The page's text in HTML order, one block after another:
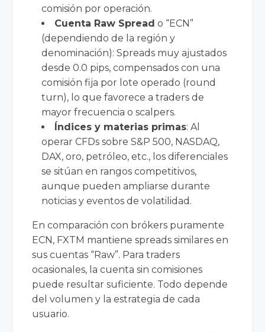
comisión por operación.
Cuenta Raw Spread o “ECN”
(dependiendo de la región y
denominación): Spreads muy ajustados
desde 0.0 pips, compensados con una
comisión fija por lote operado (round
turn), lo que favorece a traders de
mayor frecuencia o scalpers.
Índices y materias primas: Al
operar CFDs sobre S&P 500, NASDAQ,
DAX, oro, petróleo, etc., los diferenciales
se sitúan en rangos competitivos,
aunque pueden ampliarse durante
noticias y eventos de volatilidad.
En comparación con brókers puramente
ECN, FXTM mantiene spreads similares en
sus cuentas “Raw”. Para traders
ocasionales, la cuenta sin comisiones
puede resultar suficiente. Todo depende
del volumen y la estrategia de cada
usuario.